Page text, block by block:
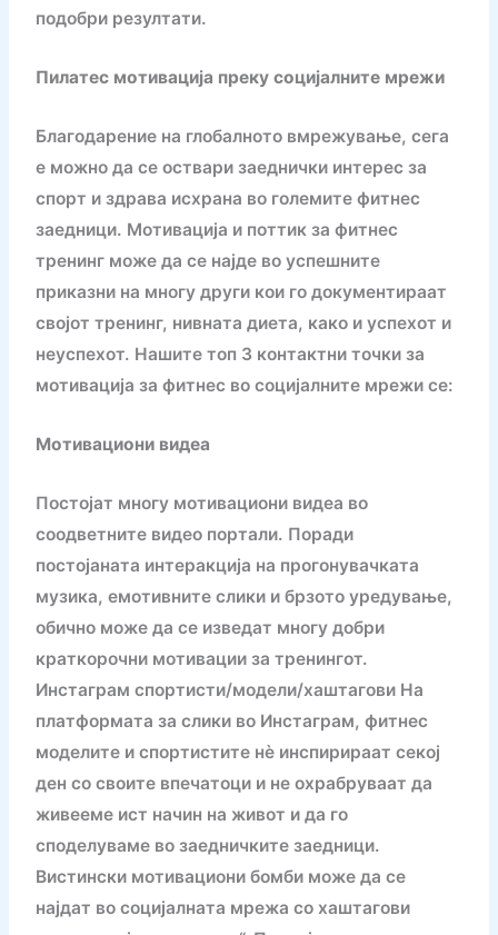
подобри резултати.
Пилатес мотивација преку социјалните мрежи
Благодарение на глобалното вмрежување, сега
е можно да се оствари заеднички интерес за
спорт и здрава исхрана во големите фитнес
заедници. Мотивација и поттик за фитнес
тренинг може да се најде во успешните
приказни на многу други кои го документираат
својот тренинг, нивната диета, како и успехот и
неуспехот. Нашите топ 3 контактни точки за
мотивација за фитнес во социјалните мрежи се:
Мотивациони видеа
Постојат многу мотивациони видеа во
соодветните видео портали. Поради
постојаната интеракција на прогонувачката
музика, емотивните слики и брзото уредување,
обично може да се изведат многу добри
краткорочни мотивации за тренингот.
Инстаграм спортисти/модели/хаштагови На
платформата за слики во Инстаграм, фитнес
моделите и спортистите нè инспирираат секој
ден со своите впечатоци и не охрабруваат да
живееме ист начин на живот и да го
споделуваме во заедничките заедници.
Вистински мотивациони бомби може да се
најдат во социјалната мрежа со хаштагови